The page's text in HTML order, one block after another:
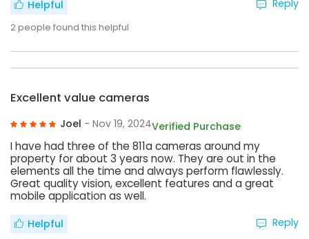
Helpful
2people found this helpful
Reply
Excellent value cameras
Joel - Nov 19, 2024Verified Purchase
I have had three of the 811a cameras around my
property for about 3 years now. They are out in the
elements all the time and always perform flawlessly.
Great quality vision, excellent features and a great
mobile application as well.
Helpful Reply